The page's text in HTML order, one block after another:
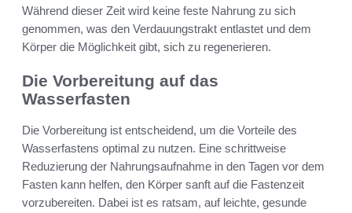
Während dieser Zeit wird keine feste Nahrung zu sich
genommen, was den Verdauungstrakt entlastet und dem
Körper die Möglichkeit gibt, sich zu regenerieren.
Die Vorbereitung auf das
Wasserfasten
Die Vorbereitung ist entscheidend, um die Vorteile des
Wasserfastens optimal zu nutzen. Eine schrittweise
Reduzierung der Nahrungsaufnahme in den Tagen vor dem
Fasten kann helfen, den Körper sanft auf die Fastenzeit
vorzubereiten. Dabei ist es ratsam, auf leichte, gesunde